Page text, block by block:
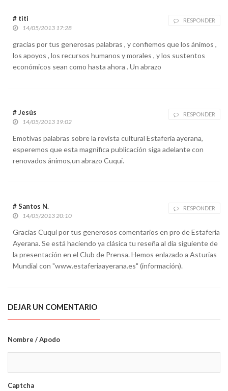
# titi RESPONDER
14/05/2013 17:28
gracias por tus generosas palabras , y confiemos que los ánimos ,
los apoyos , los recursos humanos y morales , y los sustentos
económicos sean como hasta ahora . Un abrazo
# Jesús RESPONDER
14/05/2013 19:02
Emotivas palabras sobre la revista cultural Estaferia ayerana,
esperemos que esta magnífica publicación siga adelante con
renovados ánimos,un abrazo Cuqui.
# Santos N. RESPONDER
14/05/2013 20:10
Gracias Cuqui por tus generosos comentarios en pro de Estaferia
Ayerana. Se está haciendo ya clásica tu reseña al día siguiente de
la presentación en el Club de Prensa. Hemos enlazado a Asturias
Mundial con "www.estaferiaayerana.es" (información).
DEJAR UN COMENTARIO
Nombre / Apodo
Captcha